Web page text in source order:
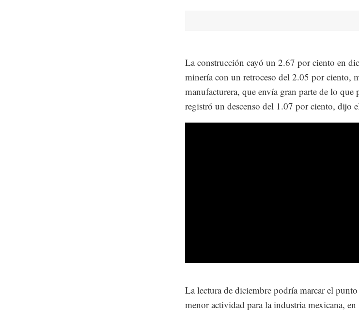
La construcción cayó un 2.67 por ciento en
minería con un retroceso del 2.05 por ciento,
manufacturera, que envía gran parte de lo que
registró un descenso del 1.07 por ciento, dijo
La lectura de diciembre podría marcar el
menor actividad para la industria mexicana,